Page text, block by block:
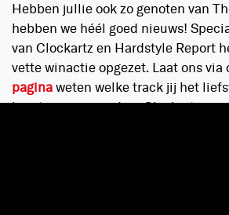
Hebben jullie ook zo genoten van
hebben we héél goed nieuws!
van Clockartz en Hardstyle Report
vette winactie opgezet. Laat ons via
paginaweten welke track jij het
hoort en win een door Clockartz